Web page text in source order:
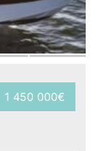
1 450 000€